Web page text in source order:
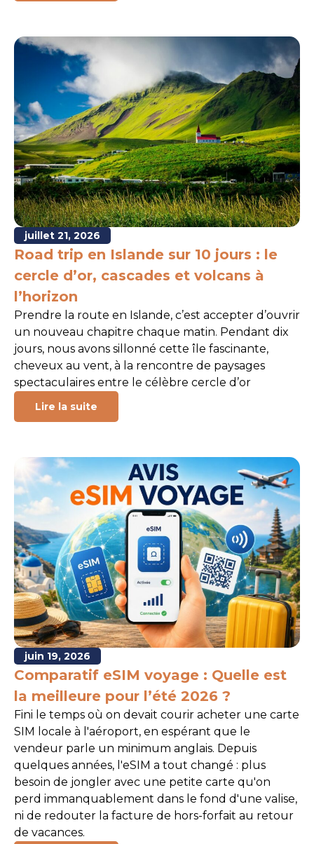
juillet 21, 2026
Road trip en Islande sur 10 jours : le
cercle d’or, cascades et volcans à
l’horizon
Prendre la route en Islande, c’est accepter d’ouvrir
un nouveau chapitre chaque matin. Pendant dix
jours, nous avons sillonné cette île fascinante,
cheveux au vent, à la rencontre de paysages
spectaculaires entre le célèbre cercle d’or
Lire la suite
juin 19, 2026
Comparatif eSIM voyage : Quelle est
la meilleure pour l’été 2026 ?
Fini le temps où on devait courir acheter une carte
SIM locale à l'aéroport, en espérant que le
vendeur parle un minimum anglais. Depuis
quelques années, l'eSIM a tout changé : plus
besoin de jongler avec une petite carte qu'on
perd immanquablement dans le fond d'une valise,
ni de redouter la facture de hors-forfait au retour
de vacances.